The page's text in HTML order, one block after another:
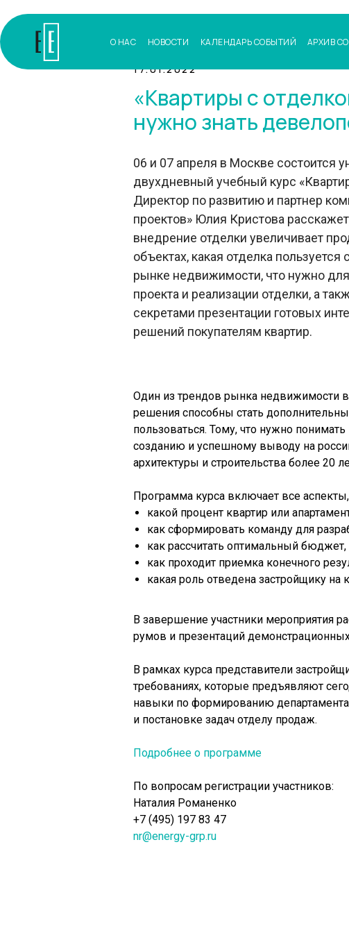
О НАС НОВОСТИ АРХИВ
КАЛЕНДАРЬ СОБЫТИЙ
17.01.2022
«Квартиры с
нужно знать
06 и 07 апреля в Москве состоится
двухдневный учебный курс
Директор по развитию и партнер
проектов» Юлия Кристова
внедрение отделки увеличивает
объектах, какая отделка пользуется
рынке недвижимости, что нужно для
проекта и реализации отделки, а
секретами презентации готовых
решений покупателям квартир.
Один из трендов рынка недвижимости
решения способны стать
пользоваться. Тому, что нужно
созданию и успешному выводу на
архитектуры и строительства более 20
Программа курса включает все
какой процент квартир или
как сформировать команду для
как рассчитать оптимальный
как проходит приемка конечного
какая роль отведена застройщику на
В завершение участники мероприятия
румов и презентаций
В рамках курса представители
требованиях, которые предъявляют
навыки по формированию
и постановке задач отделу продаж.
Подробнее о программе
По вопросам регистрации участников:
Наталия Романенко
+7 (495) 197 83 47
nr@energy-grp.ru